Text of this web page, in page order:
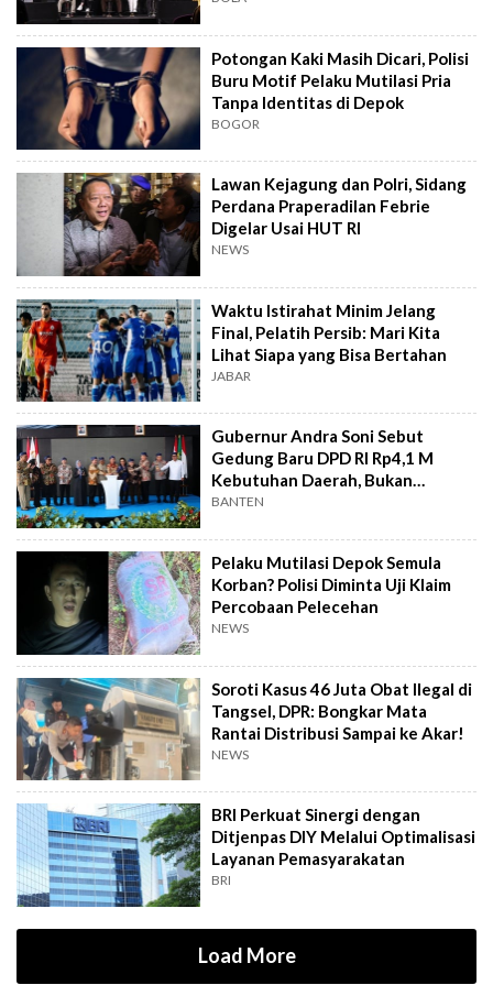
Potongan Kaki Masih Dicari, Polisi
Buru Motif Pelaku Mutilasi Pria
Tanpa Identitas di Depok
BOGOR
Lawan Kejagung dan Polri, Sidang
Perdana Praperadilan Febrie
Digelar Usai HUT RI
NEWS
Waktu Istirahat Minim Jelang
Final, Pelatih Persib: Mari Kita
Lihat Siapa yang Bisa Bertahan
JABAR
Gubernur Andra Soni Sebut
Gedung Baru DPD RI Rp4,1 M
Kebutuhan Daerah, Bukan
Senator
BANTEN
Pelaku Mutilasi Depok Semula
Korban? Polisi Diminta Uji Klaim
Percobaan Pelecehan
NEWS
Soroti Kasus 46 Juta Obat Ilegal di
Tangsel, DPR: Bongkar Mata
Rantai Distribusi Sampai ke Akar!
NEWS
BRI Perkuat Sinergi dengan
Ditjenpas DIY Melalui Optimalisasi
Layanan Pemasyarakatan
BRI
Load More